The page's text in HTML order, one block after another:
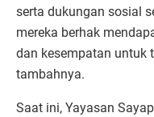
serta dukungan sosial
mereka berhak
dan kesempatan untuk
tambahnya.
Saat ini, Yayasan